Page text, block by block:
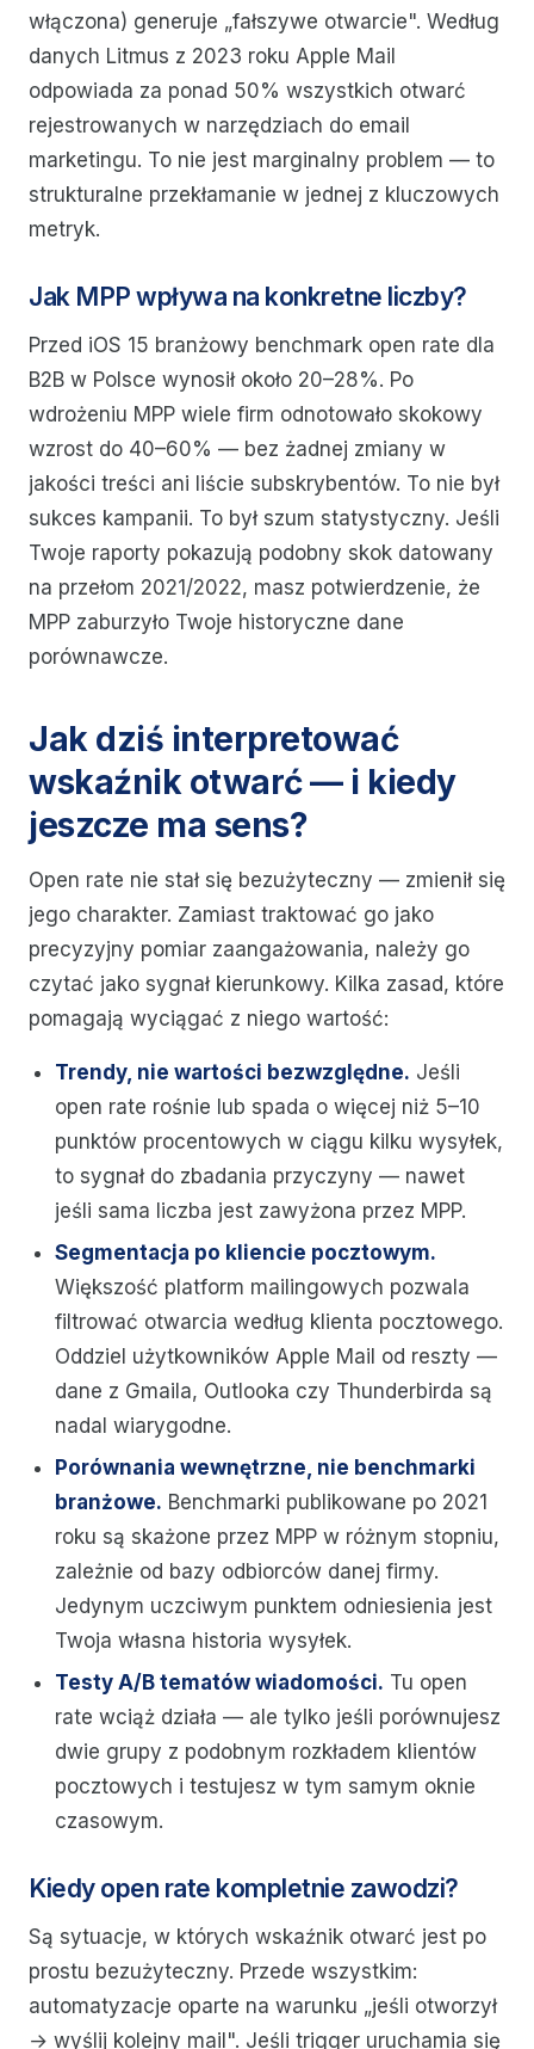
włączona) generuje „fałszywe otwarcie". Według
danych Litmus z 2023 roku Apple Mail
odpowiada za ponad 50% wszystkich otwarć
rejestrowanych w narzędziach do email
marketingu. To nie jest marginalny problem — to
strukturalne przekłamanie w jednej z kluczowych
metryk.
Jak MPP wpływa na konkretne liczby?
Przed iOS 15 branżowy benchmark open rate dla
B2B w Polsce wynosił około 20–28%. Po
wdrożeniu MPP wiele firm odnotowało skokowy
wzrost do 40–60% — bez żadnej zmiany w
jakości treści ani liście subskrybentów. To nie był
sukces kampanii. To był szum statystyczny. Jeśli
Twoje raporty pokazują podobny skok datowany
na przełom 2021/2022, masz potwierdzenie, że
MPP zaburzyło Twoje historyczne dane
porównawcze.
Jak dziś interpretować
wskaźnik otwarć — i kiedy
jeszcze ma sens?
Open rate nie stał się bezużyteczny — zmienił się
jego charakter. Zamiast traktować go jako
precyzyjny pomiar zaangażowania, należy go
czytać jako sygnał kierunkowy. Kilka zasad, które
pomagają wyciągać z niego wartość:
Trendy, nie wartości bezwzględne. Jeśli
open rate rośnie lub spada o więcej niż 5–10
punktów procentowych w ciągu kilku wysyłek,
to sygnał do zbadania przyczyny — nawet
jeśli sama liczba jest zawyżona przez MPP.
Segmentacja po kliencie pocztowym.
Większość platform mailingowych pozwala
filtrować otwarcia według klienta pocztowego.
Oddziel użytkowników Apple Mail od reszty —
dane z Gmaila, Outlooka czy Thunderbirda są
nadal wiarygodne.
Porównania wewnętrzne, nie benchmarki
branżowe. Benchmarki publikowane po 2021
roku są skażone przez MPP w różnym stopniu,
zależnie od bazy odbiorców danej firmy.
Jedynym uczciwym punktem odniesienia jest
Twoja własna historia wysyłek.
Testy A/B tematów wiadomości. Tu open
rate wciąż działa — ale tylko jeśli porównujesz
dwie grupy z podobnym rozkładem klientów
pocztowych i testujesz w tym samym oknie
czasowym.
Kiedy open rate kompletnie zawodzi?
Są sytuacje, w których wskaźnik otwarć jest po
prostu bezużyteczny. Przede wszystkim:
automatyzacje oparte na warunku „jeśli otworzył
→ wyślij kolejny mail". Jeśli trigger uruchamia się